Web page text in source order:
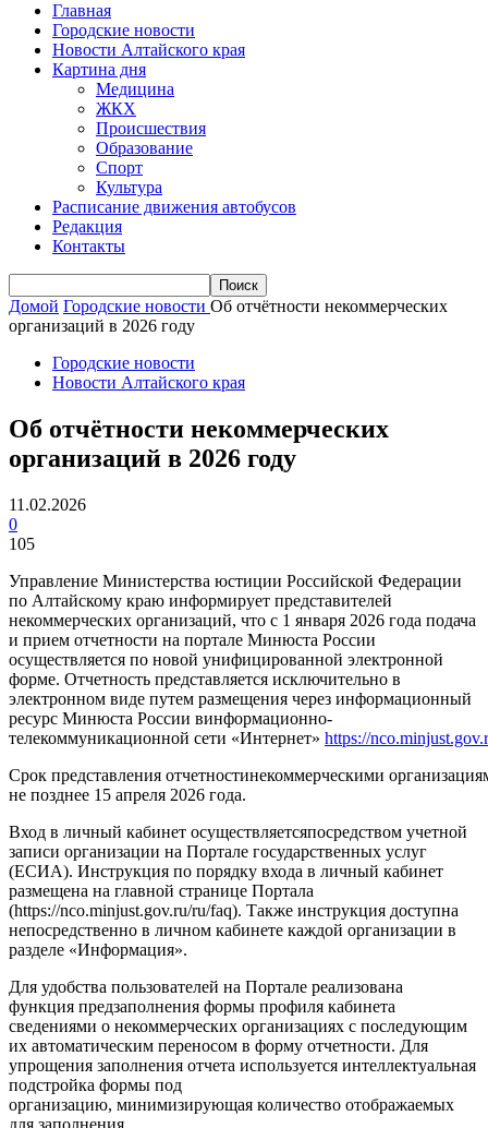
Главная
Городские новости
Новости Алтайского края
Картина дня
Медицина
ЖКХ
Происшествия
Образование
Спорт
Культура
Расписание движения автобусов
Редакция
Контакты
Домой Городские новости Об отчётности некоммерческих
организаций в 2026 году
Городские новости
Новости Алтайского края
Об отчётности некоммерческих
организаций в 2026 году
11.02.2026
0
105
Управление Министерства юстиции Российской Федерации
по Алтайскому краю информирует представителей
некоммерческих организаций, что с 1 января 2026 года подача
и прием отчетности на портале Минюста России
осуществляется по новой унифицированной электронной
форме. Отчетность представляется исключительно в
электронном виде путем размещения через информационный
ресурс Минюста России винформационно-
телекоммуникационной сети «Интернет» https://
Срок представления отчетностинекоммерческими
не позднее 15 апреля 2026 года.
Вход в личный кабинет осуществляетсяпосредством учетной
записи организации на Портале государственных услуг
(ЕСИА). Инструкция по порядку входа в личный кабинет
размещена на главной странице Портала
(https://nco.minjust.gov.ru/ru/faq). Также инструкция доступна
непосредственно в личном кабинете каждой организации в
разделе «Информация».
Для удобства пользователей на Портале реализована
функция предзаполнения формы профиля кабинета
сведениями о некоммерческих организациях с последующим
их автоматическим переносом в форму отчетности. Для
упрощения заполнения отчета используется интеллектуальная
подстройка формы под
организацию, минимизирующая количество отображаемых
для заполнения